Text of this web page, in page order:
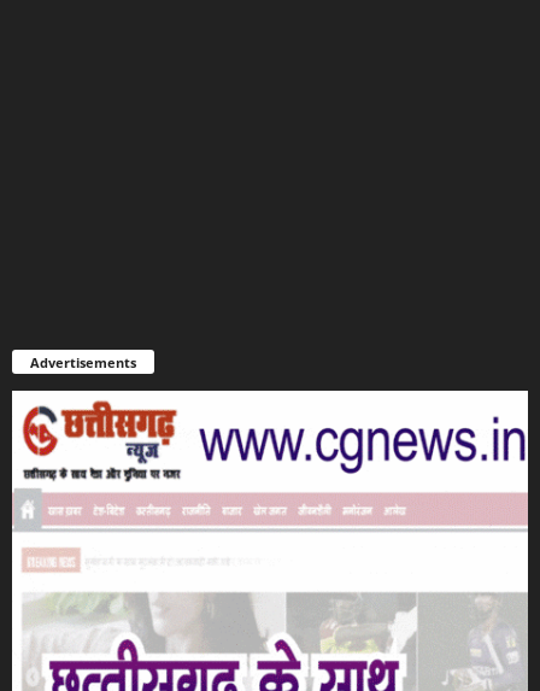
Advertisements